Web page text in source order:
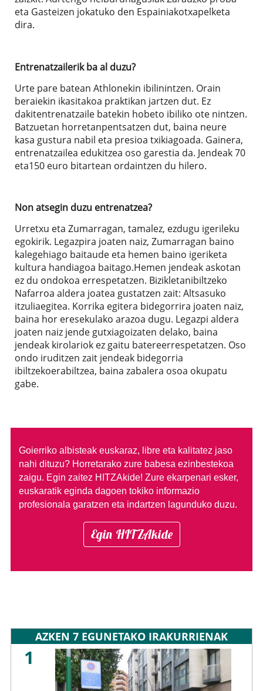
eta Gasteizen jokatuko den Espainiakotxapelketa
dira.
Entrenatzailerik ba al duzu?
Urte pare batean Athlonekin ibilinintzen. Orain
beraiekin ikasitakoa praktikan jartzen dut. Ez
dakitentrenatzaile batekin hobeto ibiliko ote nintzen.
Batzuetan horretanpentsatzen dut, baina neure
kasa gustura nabil eta presioa txikiagoada. Gainera,
entrenatzailea edukitzea oso garestia da. Jendeak 70
eta150 euro bitartean ordaintzen du hilero.
Non atsegin duzu entrenatzea?
Urretxu eta Zumarragan, tamalez, ezdugu igerileku
egokirik. Legazpira joaten naiz, Zumarragan baino
kalegehiago baitaude eta hemen baino igeriketa
kultura handiagoa baitago.Hemen jendeak askotan
ez du ondokoa errespetatzen. Bizikletanibiltzeko
Nafarroa aldera joatea gustatzen zait: Altsasuko
itzuliaegitea. Korrika egitera bidegorrira joaten naiz,
baina hor eresekulako arazoa dugu. Legazpi aldera
joaten naiz jende gutxiagoizaten delako, baina
jendeak kirolariok ez gaitu batereerrespetatzen. Oso
ondo iruditzen zait jendeak bidegorria
ibiltzekoerabiltzea, baina zabalera osoa okupatu
gabe.
Goierriko albisteak euskaraz, libre eta kalitatez jaso
nahi dituzu? Horretarako zure babesa ezinbestekoa
zaigu. Egin zaitez HITZAkide! Zure ekarpenari esker,
euskaratik eginda dagoen tokiko informazio
profesionala garatzen eta indartzen lagunduko duzu.
Egin HITZAkide
AZKEN 7 EGUNETAKO IRAKURRIENAK
1